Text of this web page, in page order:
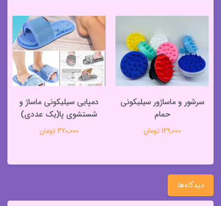
سرشور و ماساژور سیلیکونی
حمام
129,000 تومان
دمپایی سیلیکونی ماساژ و
شستشوی پا(یک عددی)
320,000 تومان
دیدگاه‌ها